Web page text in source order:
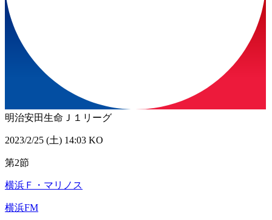
明治安田生命Ｊ１リーグ
2023/2/25 (土) 14:03 KO
第2節
横浜Ｆ・マリノス
横浜FM